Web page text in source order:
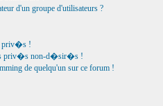
d'un groupe d'utilisateurs ?
priv�s !
priv�s non-d�sir�s !
de quelqu'un sur ce forum !